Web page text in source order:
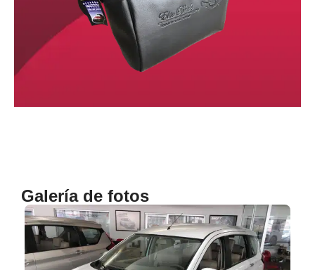
Galería de fotos